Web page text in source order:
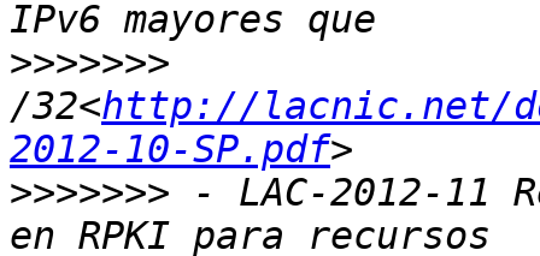
>>>>>>>
/32<http://lacnic.net/
2012-10-SP.pdf
>>>>>>> - LAC-2012-11